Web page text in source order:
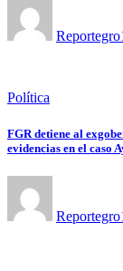
Política
FGR detiene al
evidencias en el caso